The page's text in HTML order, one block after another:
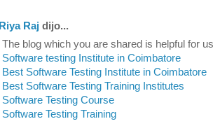
Riya Raj dijo...
The blog which you are shared is helpful for
Software testing Institute in Coimbatore
Best Software Testing Institute in Coimbatore
Best Software Testing Training Institutes
Software Testing Course
Software Testing Training